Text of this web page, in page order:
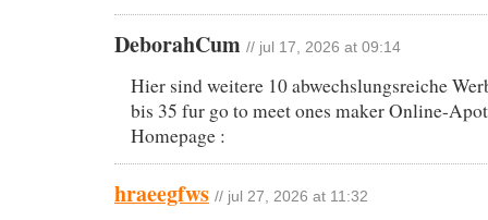
DeborahCum // jul 17, 2026 at 09:14
Hier sind weitere 10 abwechslungsreiche
bis 35 fur go to meet ones maker Online-
Homepage :
hraeegfws // jul 27, 2026 at 11:32